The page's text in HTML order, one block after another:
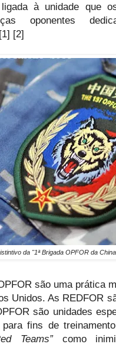
ligada à unidade que
oponentes
[2]
da "1ª Brigada OPFOR da
são uma prática
Unidos. As REDFOR
são unidades
para fins de
Teams”como